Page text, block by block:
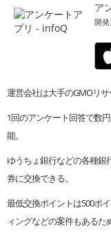
ア
開発
運営会社は大手のGMOリサ
1回のアンケート回答で数
能。
ゆうちょ銀行などの各種銀
券に交換できる。
最低交換ポイントは500ポ
ィングなどの案件もあるた